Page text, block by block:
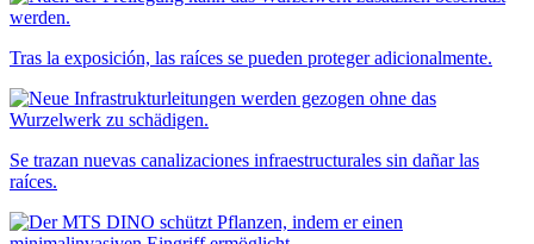
Tras la exposición, las raíces se pueden proteger adicionalmente.
Se trazan nuevas canalizaciones infraestructurales sin dañar las
raíces.